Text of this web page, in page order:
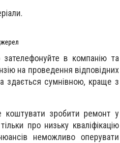
зателефонуйте в компанію та
на проведення відповідних
здається сумнівною, краще з
коштувати зробити ремонт у
про низьку кваліфікацію
неможливо оперувати